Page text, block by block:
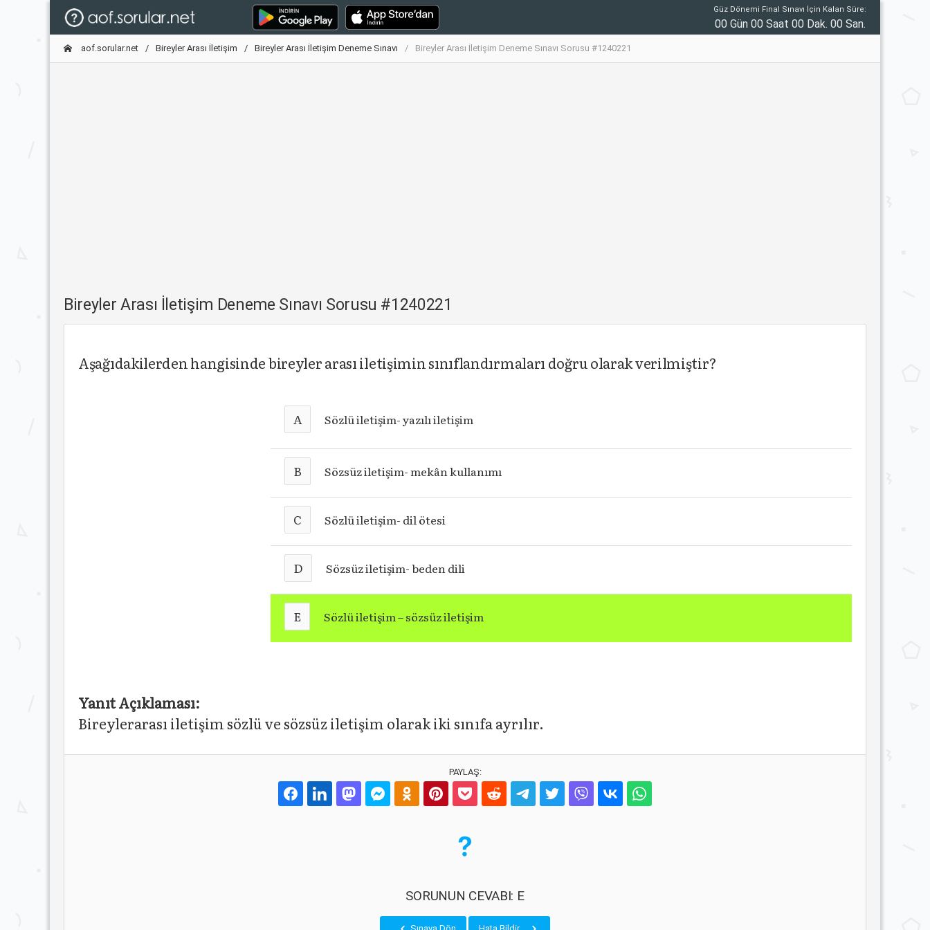
Güz Dönemi Final Sınavı İçin Kalan Süre:
00 Gün 00 Saat 00 Dak. 00 San.
aof.sorular.net Bireyler Arası İletişim Bireyler Arası İletişim Deneme Sınavı Bireyler Arası İletişim Deneme Sınavı Sorusu #1240221
Bireyler Arası İletişim Deneme Sınavı Sorusu #1240221
Aşağıdakilerden hangisinde bireyler arası iletişimin sınıflandırmaları doğru olarak verilmiştir?
A Sözlü iletişim- yazılı iletişim
B Sözsüz iletişim- mekân kullanımı
C Sözlü iletişim- dil ötesi
D Sözsüz iletişim- beden dili
E Sözlü iletişim – sözsüz iletişim
Yanıt Açıklaması:
Bireylerarası iletişim sözlü ve sözsüz iletişim olarak iki sınıfa ayrılır.
PAYLAŞ:
SORUNUN CEVABI: E